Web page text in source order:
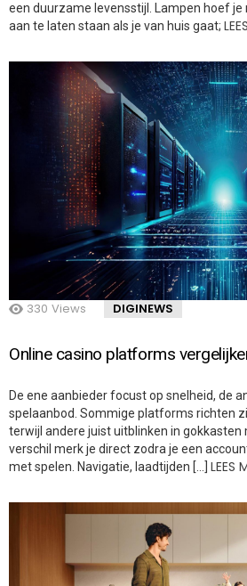
een duurzame levensstijl. Lampen hoef je
aan te laten staan als je van huis gaat;
330 Views DIGINEWS
Online casino platforms
De ene aanbieder focust op snelheid, de
spelaanbod. Sommige platforms richten
terwijl andere juist uitblinken in gokkasten
verschil merk je direct zodra je een
met spelen. Navigatie, laadtijden […] LEES